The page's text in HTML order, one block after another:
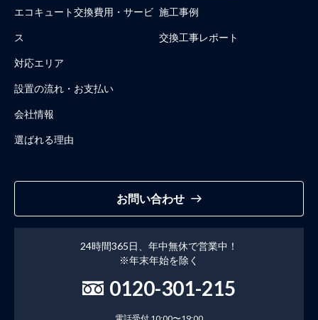
エコキュート交換費用・サービ
ス
対応エリア
設置の流れ・お支払い
会社情報
選ばれる理由
施工事例
交換工事レポート
お問い合わせ
24時間365日、年中無休で営業中！
※年末年始を除く
0120-301-215